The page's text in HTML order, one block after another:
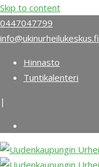
Skip to content
0447047799
info@ukinurheilukeskus.fi
Hinnasto
Tuntikalenteri
|